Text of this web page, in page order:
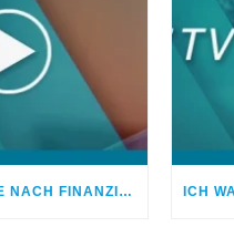
AUF DER SUCHE NACH FINANZIELLER SICHERHEIT